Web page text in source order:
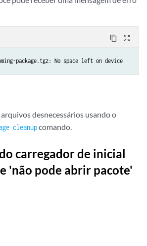
content_copy zoom_out_map
package.tgz: No space left on device
desnecessários usando o
cleanupcomando.
carregador de inicial
'não pode abrir pacote'